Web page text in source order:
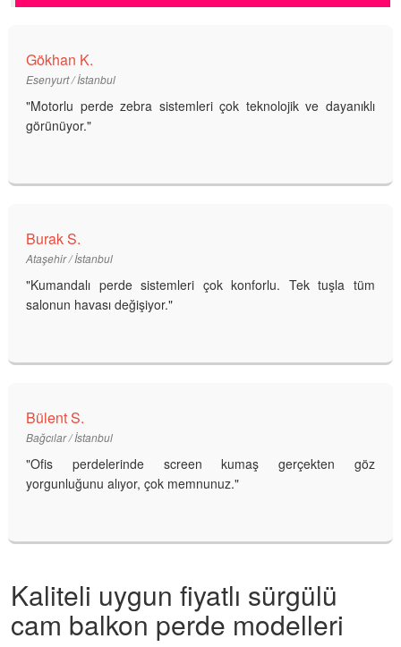
Gökhan K.
Esenyurt / İstanbul
"Motorlu perde zebra sistemleri çok teknolojik ve dayanıklı
görünüyor."
Burak S.
Ataşehir / İstanbul
"Kumandalı perde sistemleri çok konforlu. Tek tuşla tüm
salonun havası değişiyor."
Bülent S.
Bağcılar / İstanbul
"Ofis perdelerinde screen kumaş gerçekten göz
yorgunluğunu alıyor, çok memnunuz."
Kaliteli uygun fiyatlı sürgülü
cam balkon perde modelleri